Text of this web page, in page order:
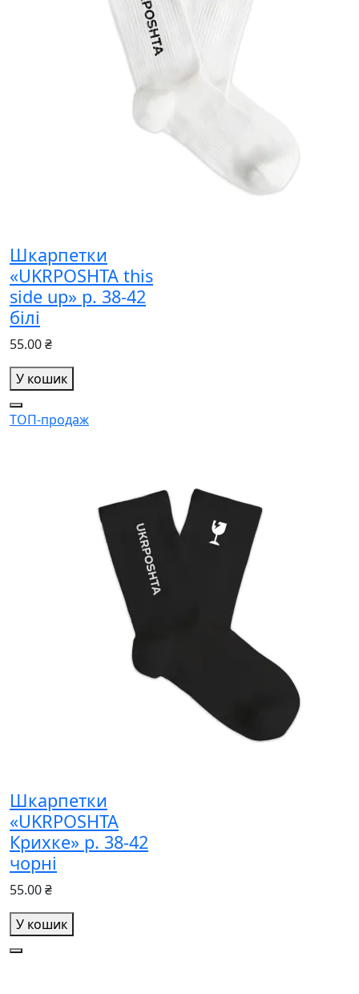
Шкарпетки
«UKRPOSHTA this
side up» р. 38-42
білі
55.00 ₴
У кошик
ТОП-продаж
Шкарпетки
«UKRPOSHTA
Крихке» р. 38-42
чорні
55.00 ₴
У кошик